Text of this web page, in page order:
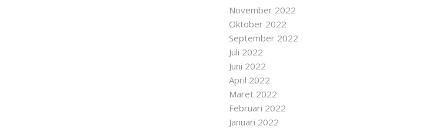
November 2022
Oktober 2022
September 2022
Juli 2022
Juni 2022
April 2022
Maret 2022
Februari 2022
Januari 2022